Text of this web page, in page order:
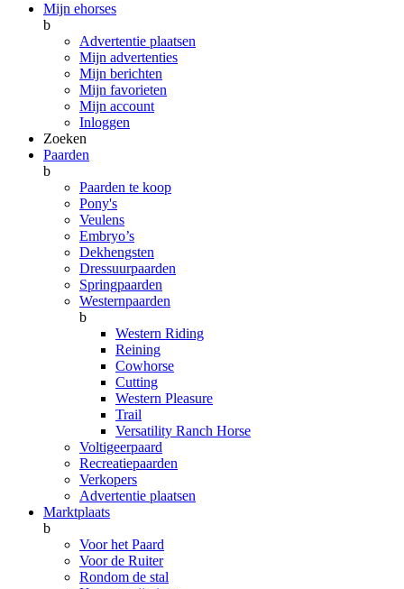
Mijn ehorses
b
Advertentie plaatsen
Mijn advertenties
Mijn berichten
Mijn favorieten
Mijn account
Inloggen
Zoeken
Paarden
b
Paarden te koop
Pony's
Veulens
Embryo’s
Dekhengsten
Dressuurpaarden
Springpaarden
Westernpaarden
b
Western Riding
Reining
Cowhorse
Cutting
Western Pleasure
Trail
Versatility Ranch Horse
Voltigeerpaard
Recreatiepaarden
Verkopers
Advertentie plaatsen
Marktplaats
b
Voor het Paard
Voor de Ruiter
Rondom de stal